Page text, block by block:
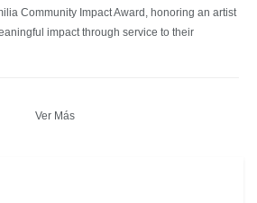
Community Impact Award, honoring an artist
impact through service to their
Ver Más